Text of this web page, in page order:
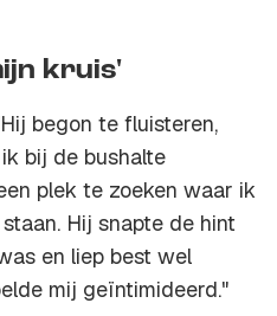
kruis'
begon te fluisteren,
bij de bushalte
plek te zoeken waar ik
Hij snapte de hint
en liep best wel
mij geïntimideerd."